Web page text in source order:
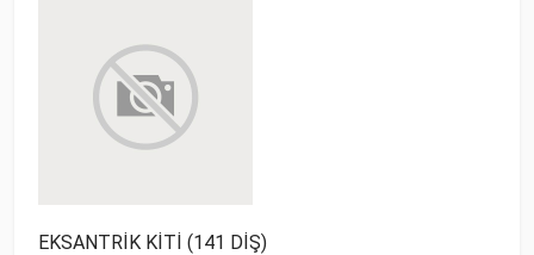
EKSANTRİK KİTİ (141 DİŞ)